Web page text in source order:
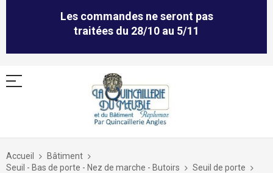
Les commandes ne seront pas
traitées du 28/10 au 5/11
Allez
contenu
Accueil
Bâtiment
Seuil - Bas de porte - Nez de marche - Butoirs
Seuil de porte